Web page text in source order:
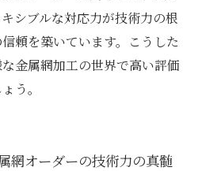
シブルな対応力が技術力の根
頼を築いています。こうした
金属網加工の世界で高い評価
う。
網オーダーの技術力の真髄